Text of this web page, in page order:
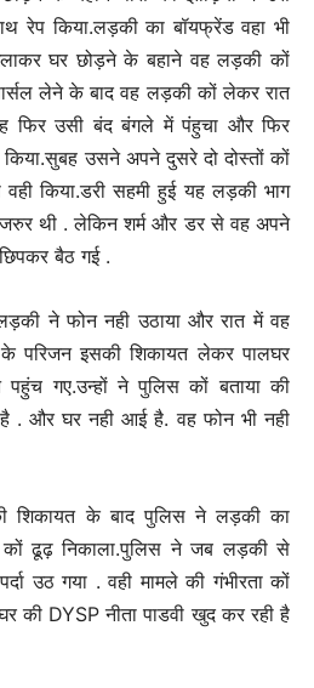
रेप किया.लड़की का बॉयफ्रेंड वहा भी
घर छोड़ने के बहाने वह लड़की कों
लेने के बाद वह लड़की कों लेकर रात
फिर उसी बंद बंगले में पंहुचा और फिर
उसने अपने दुसरे दो दोस्तों कों
किया.डरी सहमी हुई यह लड़की भाग
थी . लेकिन शर्म और डर से वह अपने
बैठ गई .
ने फोन नही उठाया और रात में वह
परिजन इसकी शिकायत लेकर पालघर
गए.उन्हों ने पुलिस कों बताया की
. और घर नही आई है. वह फोन भी नही
शिकायत के बाद पुलिस ने लड़की का
ढूढ़ निकाला.पुलिस ने जब लड़की से
उठ गया . वही मामले की गंभीरता कों
की DYSP नीता पाडवी खुद कर रही है